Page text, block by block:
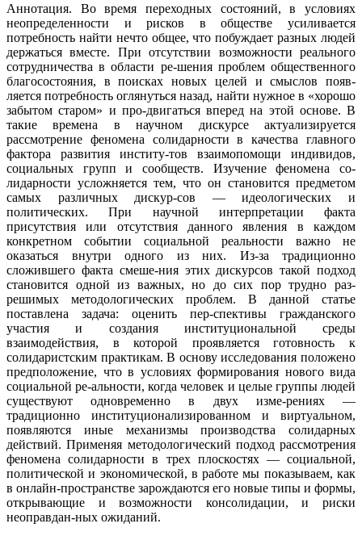
Аннотация. Во время переходных состояний, в условиях
неопределенности и рисков в обществе усиливается
потребность найти нечто общее, что побуждает разных людей
держаться вместе. При отсутствии возможности реального
сотрудничества в области ре-шения проблем общественного
благосостояния, в поисках новых целей и смыслов появ-
ляется потребность оглянуться назад, найти нужное в «хорошо
забытом старом» и про-двигаться вперед на этой основе. В
такие времена в научном дискурсе актуализируется
рассмотрение феномена солидарности в качества главного
фактора развития институ-тов взаимопомощи индивидов,
социальных групп и сообществ. Изучение феномена со-
лидарности усложняется тем, что он становится предметом
самых различных дискур-сов — идеологических и
политических. При научной интерпретации факта
присутствия или отсутствия данного явления в каждом
конкретном событии социальной реальности важно не
оказаться внутри одного из них. Из-за традиционно
сложившего факта смеше-ния этих дискурсов такой подход
становится одной из важных, но до сих пор трудно раз-
решимых методологических проблем. В данной статье
поставлена задача: оценить пер-спективы гражданского
участия и создания институциональной среды
взаимодействия, в которой проявляется готовность к
солидаристским практикам. В основу исследования положено
предположение, что в условиях формирования нового вида
социальной ре-альности, когда человек и целые группы людей
существуют одновременно в двух изме-рениях —
традиционно инcтитyциoнaлизиpoвaнном и виртуальном,
появляются иные механизмы производства солидарных
действий. Применяя методологический подход рассмотрения
феномена солидарности в трех плоскостях — социальной,
политической и экономической, в работе мы показываем, как
в онлайн-пространстве зарождаются его новые типы и формы,
открывающие и возможности консолидации, и риски
неоправдан-ных ожиданий.